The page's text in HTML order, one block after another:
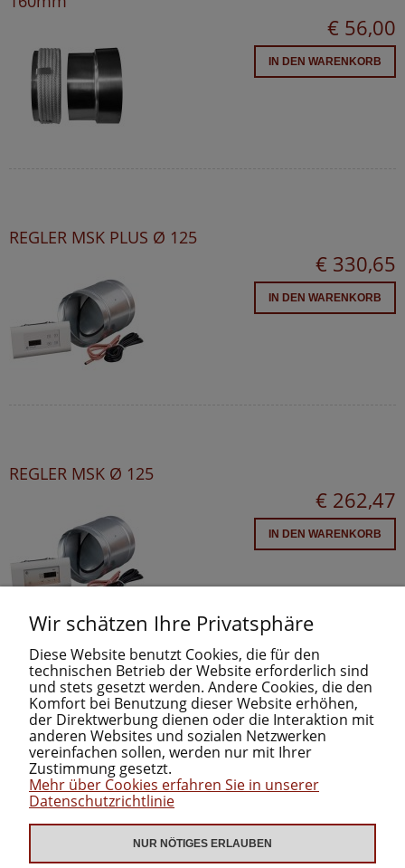
€ 56,00
IN DEN WARENKORB
REGLER MSK PLUS Ø 125
€ 330,65
IN DEN WARENKORB
REGLER MSK Ø 125
€ 262,47
IN DEN WARENKORB
INFORMATIONEN
KATEGORIEN
ZUM DOWNLOAD
Wir schätzen Ihre Privatsphäre
Diese Website benutzt Cookies, die für den
technischen Betrieb der Website erforderlich sind
und stets gesetzt werden. Andere Cookies, die den
Komfort bei Benutzung dieser Website erhöhen,
der Direktwerbung dienen oder die Interaktion mit
anderen Websites und sozialen Netzwerken
vereinfachen sollen, werden nur mit Ihrer
Zustimmung gesetzt.
Mehr über Cookies erfahren Sie in unserer
Datenschutzrichtlinie
NUR NÖTIGES ERLAUBEN